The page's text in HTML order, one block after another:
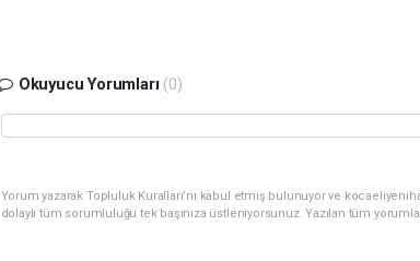
Okuyucu Yorumları (0)
Yorum yazarak Topluluk Kuralları’nı kabul etmiş bulunuyor ve
dolaylı tüm sorumluluğu tek başınıza üstleniyorsunuz. Yazılan tüm